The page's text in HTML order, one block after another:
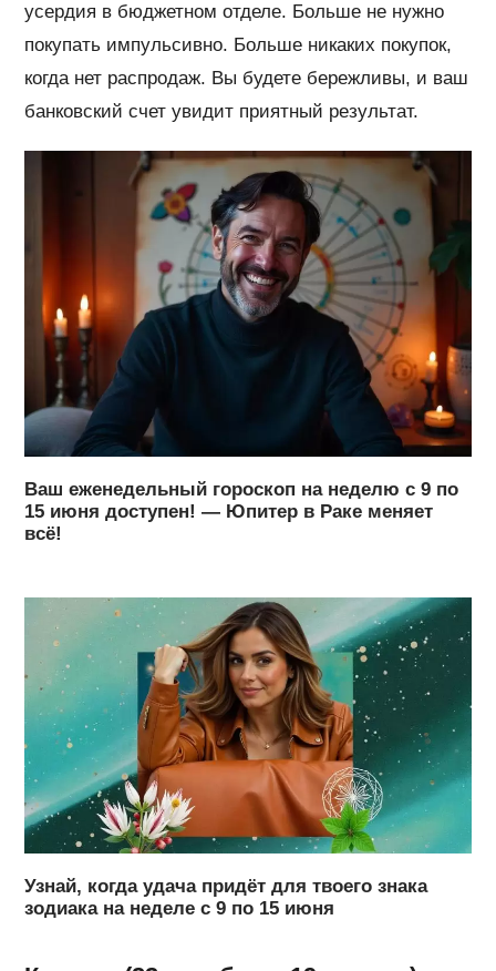
усердия в бюджетном отделе. Больше не нужно
покупать импульсивно. Больше никаких покупок,
когда нет распродаж. Вы будете бережливы, и ваш
банковский счет увидит приятный результат.
Ваш еженедельный гороскоп на неделю с 9 по
15 июня доступен! — Юпитер в Раке меняет
всё!
Узнай, когда удача придёт для твоего знака
зодиака на неделе с 9 по 15 июня